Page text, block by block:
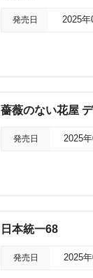
発売日 2025年
薔薇のない花屋
発売日 2025
日本統一68
発売日 2025